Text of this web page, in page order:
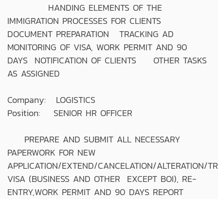
HANDING ELEMENTS OF THE
IMMIGRATION PROCESSES FOR CLIENTS
DOCUMENT PREPARATION TRACKING AD
MONITORING OF VISA, WORK PERMIT AND 90
DAYS NOTIFICATION OF CLIENTS OTHER TASKS
AS ASSIGNED
Company: LOGISTICS
Position: SENIOR HR OFFICER
PREPARE AND SUBMIT ALL NECESSARY
PAPERWORK FOR NEW
APPLICATION/EXTEND/CANCELATION/ALTERATION/
VISA (BUSINESS AND OTHER EXCEPT BOI), RE-
ENTRY,WORK PERMIT AND 90 DAYS REPORT